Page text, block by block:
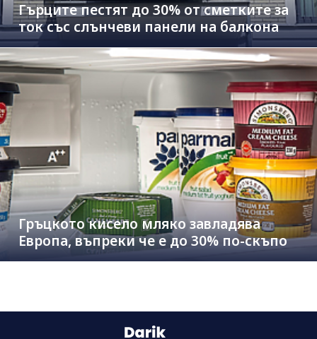
Гърците пестят до 30% от сметките за
ток със слънчеви панели на балкона
Гръцкото кисело мляко завладява
Европа, въпреки че е до 30% по-скъпо